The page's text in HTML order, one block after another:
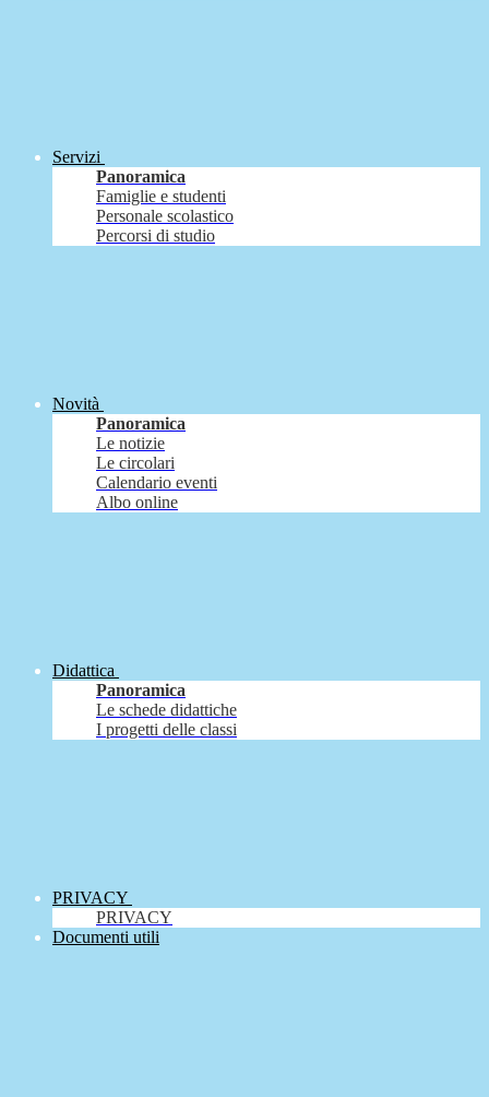
Servizi
Panoramica
Famiglie e studenti
Personale scolastico
Percorsi di studio
Novità
Panoramica
Le notizie
Le circolari
Calendario eventi
Albo online
Didattica
Panoramica
Le schede didattiche
I progetti delle classi
PRIVACY
PRIVACY
Documenti utili